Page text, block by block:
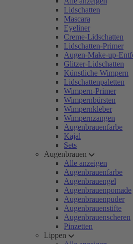
Lidschatten
Mascara
Eyeliner
Creme-Lidschatten
Lidschatten-Primer
Augen-Make-up-
Glitzer-Lidschatten
Künstliche Wimpern
Lidschattenpaletten
Wimpern-Primer
Wimpernbürsten
Wimpernkleber
Wimpernzangen
Augenbrauenfarbe
Kajal
Sets
Augenbrauen
Alle anzeigen
Augenbrauenfarbe
Augenbrauengel
Augenbrauenpomade
Augenbrauenpuder
Augenbrauenstifte
Augenbrauenscheren
Pinzetten
Lippen